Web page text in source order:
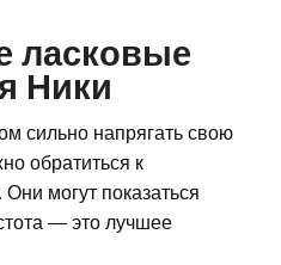
ласковые
Ники
сильно напрягать свою
обратиться к
могут показаться
— это лучшее